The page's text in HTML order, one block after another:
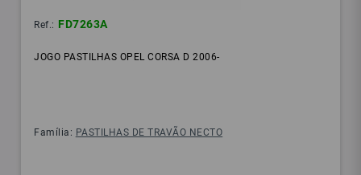
Ref.: FD7263A
JOGO PASTILHAS OPEL CORSA D 2006-
Família: PASTILHAS DE TRAVÃO NECTO